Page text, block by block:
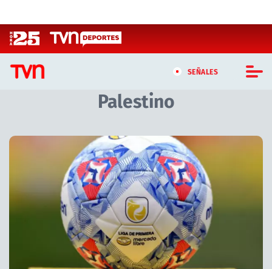
SEÑALES
CASTING MASTERCHEF CHILE
CASTING TVN VERTICAL
TVN VERTICAL
TVN PLAY
PROGRAMAS
Palestino
Artículos relacionados con Palestino